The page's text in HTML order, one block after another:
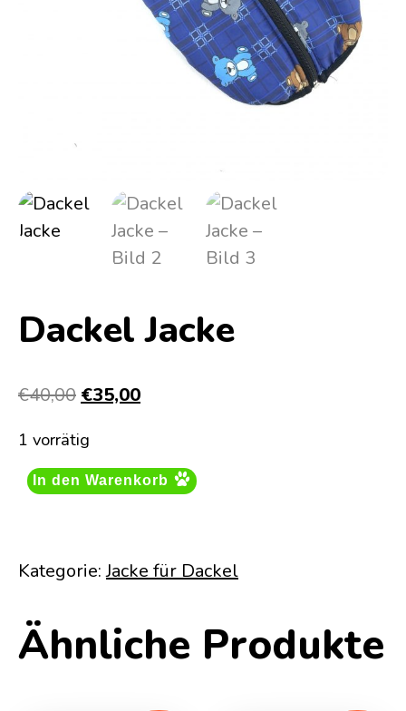
Dackel Jacke
€40,00 Ursprünglicher
war:
€40,00
€35,00Aktueller
€35,00.
1 vorrätig
In den Warenkorb
Kategorie:Jacke für Dackel
Ähnliche Produkte